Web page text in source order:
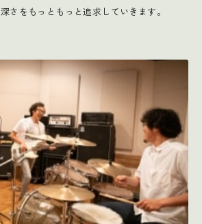
さをもっともっと追求していきます。